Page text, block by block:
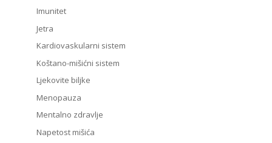
Imunitet
Jetra
Kardiovaskularni sistem
Koštano-mišićni sistem
Ljekovite biljke
Menopauza
Mentalno zdravlje
Napetost mišića